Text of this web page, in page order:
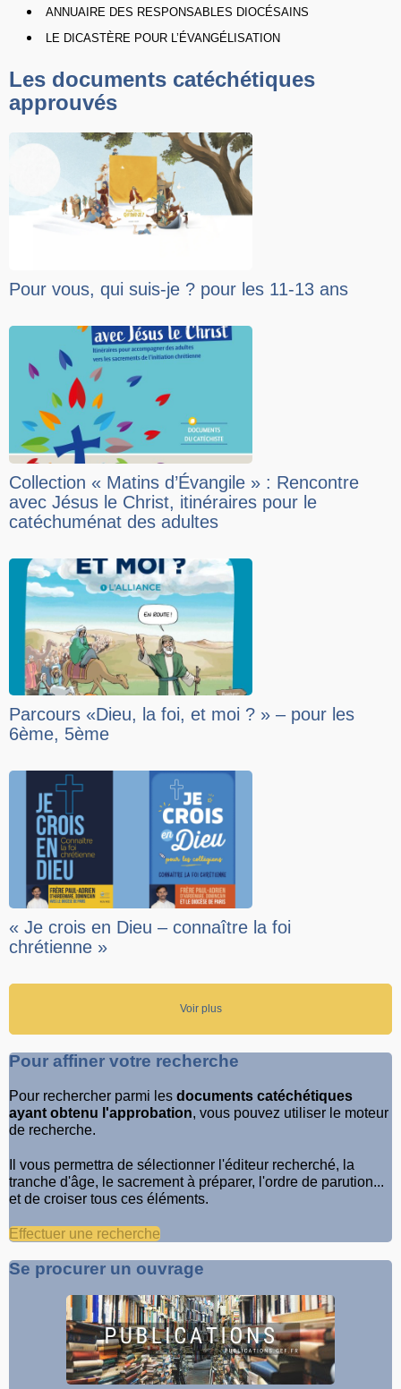
ANNUAIRE DES RESPONSABLES DIOCÉSAINS
LE DICASTÈRE POUR L’ÉVANGÉLISATION
Les documents catéchétiques
approuvés
Pour vous, qui suis-je ? pour les 11-13 ans
Collection « Matins d’Évangile » : Rencontre
avec Jésus le Christ, itinéraires pour le
catéchuménat des adultes
Parcours «Dieu, la foi, et moi ? » – pour les
6ème, 5ème
« Je crois en Dieu – connaître la foi
chrétienne »
Voir plus
Pour affiner votre recherche
Pour rechercher parmi les documents catéchétiques
ayant obtenu l'approbation, vous pouvez utiliser le moteur
de recherche.
Il vous permettra de sélectionner l'éditeur recherché, la
tranche d'âge, le sacrement à préparer, l'ordre de parution...
et de croiser tous ces éléments.
Effectuer une recherche
Se procurer un ouvrage